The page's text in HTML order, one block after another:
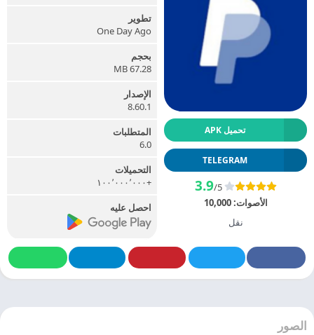
تحميل APK
TELEGRAM
3.9/5
الأصوات:10,000
نقل
تطوير
One Day Ago
بحجم
67.28 MB
الإصدار
8.60.1
المتطلبات
6.0
التحميلات
+١٠٠٬٠٠٠٬٠٠٠
احصل عليه
الصور